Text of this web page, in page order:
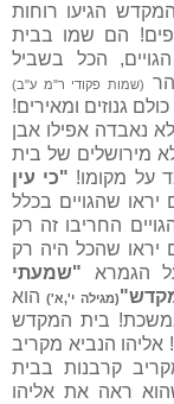
הגיעו רוחות
הם שמו בבית
הכל בשביל
(שמות פקודי ר"מ ע"ב)
גנוזים ומאירים!
נאבדה אפילו אבן
מירושלים של בית
על מקומו! "כי עין
שהגויים בכלל
החריבו זה רק
יראו שהכל היה רק
הגמרא "שמעתי
(מגילה י',א') הוא
בית המקדש
הנביא מקריב
קרבנות בבית
ראה את אליהו